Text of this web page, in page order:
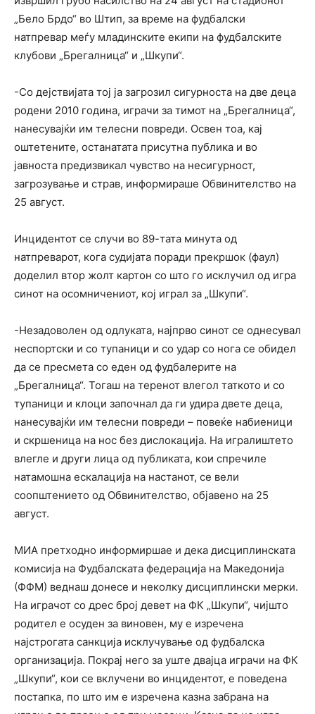
„Бело Брдо“ во Штип, за време на фудбалски
натпревар меѓу младинските екипи на фудбалските
клубови „Брегалница“ и „Шкупи“.
-Со дејствијата тој ја загрозил сигурноста на две деца
родени 2010 година, играчи за тимот на „Брегалница“,
нанесувајќи им телесни повреди. Освен тоа, кај
оштетените, останатата присутна публика и во
јавноста предизвикал чувство на несигурност,
загрозување и страв, информираше Обвинителство на
25 август.
Инцидентот се случи во 89-тата минута од
натпреварот, кога судијата поради прекршок (фаул)
доделил втор жолт картон со што го исклучил од игра
синот на осомничениот, кој играл за „Шкупи“.
-Незадоволен од одлуката, најпрво синот се однесувал
неспортски и со тупаници и со удар со нога се обидел
да се пресмета со еден од фудбалерите на
„Брегалница“. Тогаш на теренот влегол таткото и со
тупаници и клоци започнал да ги удира двете деца,
нанесувајќи им телесни повреди – повеќе набиеници
и скршеница на нос без дислокација. На игралиштето
влегле и други лица од публиката, кои спречиле
натамошна ескалација на настанот, се вели
соопштението од Обвинителство, објавено на 25
август.
МИА претходно информиршае и дека дисциплинската
комисија на Фудбалската федерација на Македонија
(ФФМ) веднаш донесе и неколку дисциплински мерки.
На играчот со дрес број девет на ФК „Шкупи“, чијшто
родител е осуден за виновен, му е изречена
најстрогата санкција исклучување од фудбалска
организација. Покрај него за уште двајца играчи на ФК
„Шкупи“, кои се вклучени во инцидентот, е поведена
постапка, по што им е изречена казна забрана на